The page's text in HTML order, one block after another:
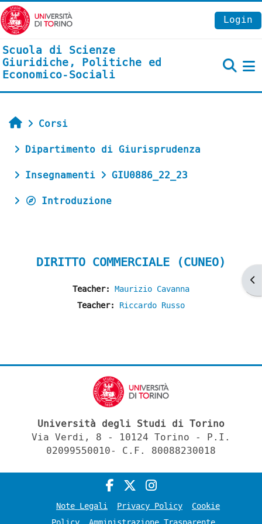
Vai al contenuto principale
Login
Scuola di Scienze
Giuridiche, Politiche ed
Economico-Sociali
Home
Corsi
Dipartimento di Giurisprudenza
Insegnamenti
GIU0886_22_23
Introduzione
DIRITTO COMMERCIALE (CUNEO)
Teacher: Maurizio Cavanna
Teacher: Riccardo Russo
Università degli Studi di Torino
Via Verdi, 8 - 10124 Torino - P.I.
02099550010- C.F. 80088230018
Note Legali Privacy Policy
Cookie